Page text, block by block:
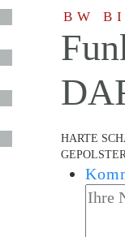
BW
HARTE